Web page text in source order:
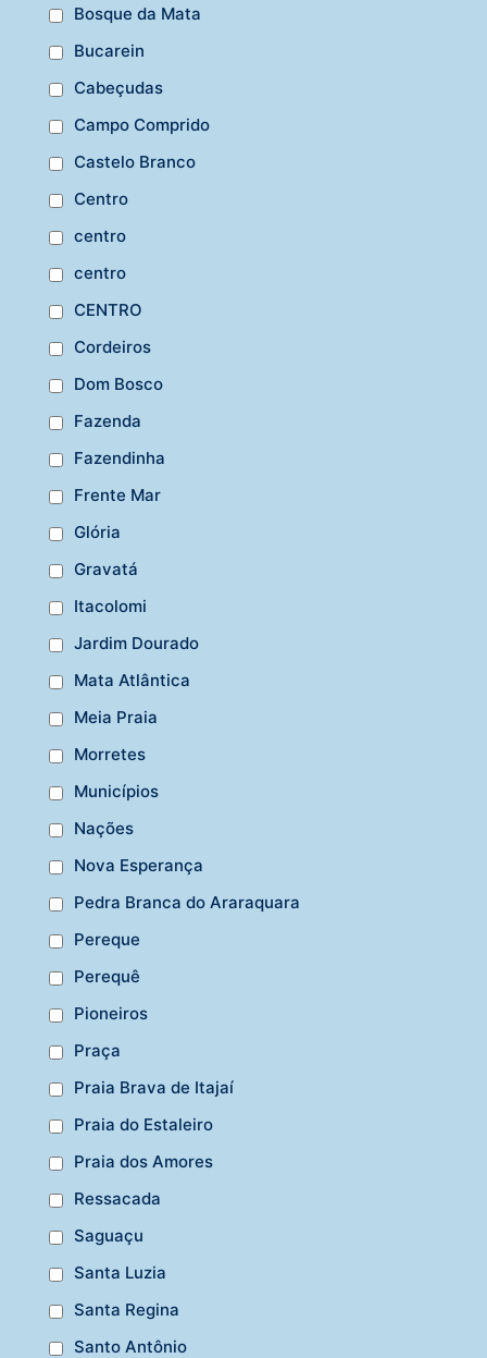
Bosque da Mata
Bucarein
Cabeçudas
Campo Comprido
Castelo Branco
Centro
centro
centro
CENTRO
Cordeiros
Dom Bosco
Fazenda
Fazendinha
Frente Mar
Glória
Gravatá
Itacolomi
Jardim Dourado
Mata Atlântica
Meia Praia
Morretes
Municípios
Nações
Nova Esperança
Pedra Branca do Araraquara
Pereque
Perequê
Pioneiros
Praça
Praia Brava de Itajaí
Praia do Estaleiro
Praia dos Amores
Ressacada
Saguaçu
Santa Luzia
Santa Regina
Santo Antônio